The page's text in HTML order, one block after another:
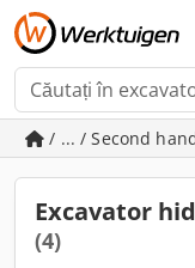
/ ... / Second
Excavator
(4)